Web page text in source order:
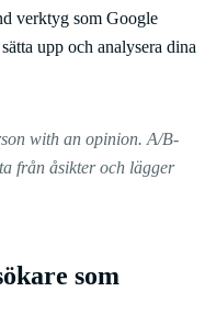
verktyg som Google
upp och analysera dina
with an opinion. A/B-
från åsikter och lägger
som